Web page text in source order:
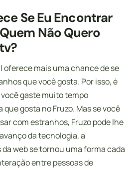
Se Eu Encontrar
Não Quero
oferece mais uma chance de se
que você gosta. Por isso, é
gaste muito tempo
gosta no Fruzo. Mas se você
com estranhos, Fruzo pode lhe
da tecnologia, a
web se tornou uma forma cada
entre pessoas de